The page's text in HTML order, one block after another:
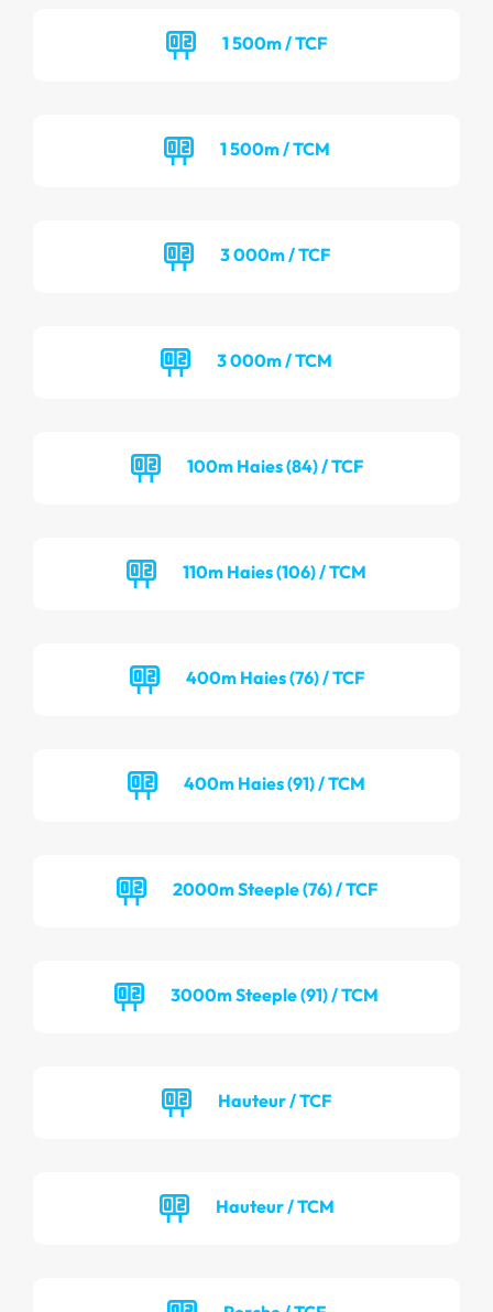
1 500m / TCF
1 500m / TCM
3 000m / TCF
3 000m / TCM
100m Haies (84) / TCF
110m Haies (106) / TCM
400m Haies (76) / TCF
400m Haies (91) / TCM
2000m Steeple (76) / TCF
3000m Steeple (91) / TCM
Hauteur / TCF
Hauteur / TCM